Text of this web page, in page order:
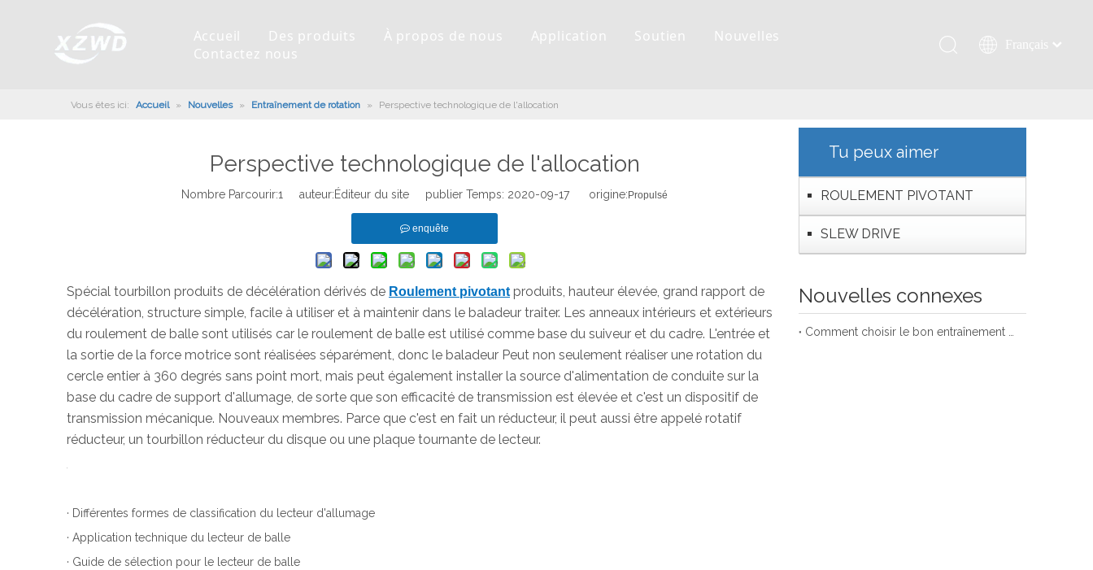
Accueil Des produits
Roulement pivotant
À propos de nous
Profil de la société
Capacité de production
Application
Machines d'ingénierie
Machine de remplissage
Robots de palettisation
Soutien
Installation de roulement
Nouvelles
Anneaux de pivotement
Contactez nous
Français
Português
العربية
Vous êtes ici: Accueil » Nouvelles » Entraînement de rotation » Perspective technologique de l'allocation
Perspective technologique de l'allocation
Nombre Parcourir:1 auteur:Éditeur du site publier Temps: 2020-09-17 origine: Propulsé
enquête
Spécial tourbillon produits de décélération dérivés de Roulement pivotantproduits, hauteur élevée, grand rapport de
décélération, structure simple, facile à utiliser et à maintenir dans le baladeur traiter. Les anneaux intérieurs et extérieurs
du roulement de balle sont utilisés car le roulement de balle est utilisé comme base du suiveur et du cadre. L'entrée et
la sortie de la force motrice sont réalisées séparément, donc le baladeur Peut non seulement réaliser une rotation du
cercle entier à 360 degrés sans point mort, mais peut également installer la source d'alimentation de conduite sur la
base du cadre de support d'allumage, de sorte que son efficacité de transmission est élevée et c'est un dispositif de
transmission mécanique. Nouveaux membres. Parce que c'est en fait un réducteur, il peut aussi être appelé rotatif
réducteur, un tourbillon réducteur du disque ou une plaque tournante de lecteur.
· Différentes formes de classification du lecteur d'allumage
· Application technique du lecteur de balle
· Guide de sélection pour le lecteur de balle
Tu peux aimer
ROULEMENT PIVOTANT
SLEW DRIVE
Nouvelles connexes